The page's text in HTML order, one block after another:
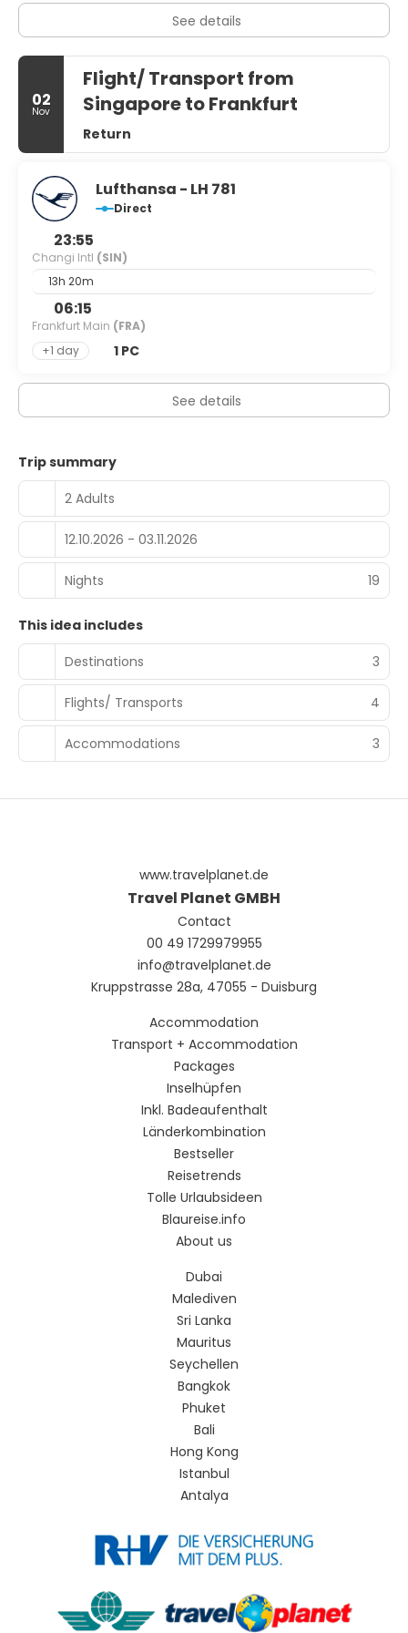
See details
02
Nov
Flight/ Transport from
Singapore to Frankfurt
Return
Lufthansa - LH 781
Direct
23:55
Changi Intl (SIN)
13h 20m
06:15
Frankfurt Main (FRA)
+1 day
1 PC
See details
Trip summary
2 Adults
12.10.2026 - 03.11.2026
Nights 19
This idea includes
Destinations
3
Flights/ Transports 4
Accommodations 3
www.travelplanet.de
Travel Planet GMBH
Contact
00 49 1729979955
info@travelplanet.de
Kruppstrasse 28a, 47055 - Duisburg
Accommodation
Transport + Accommodation
Packages
Inselhüpfen
Inkl. Badeaufenthalt
Länderkombination
Bestseller
Reisetrends
Tolle Urlaubsideen
Blaureise.info
About us
Dubai
Malediven
Sri Lanka
Mauritus
Seychellen
Bangkok
Phuket
Bali
Hong Kong
Istanbul
Antalya